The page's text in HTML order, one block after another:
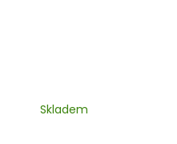
Skladem